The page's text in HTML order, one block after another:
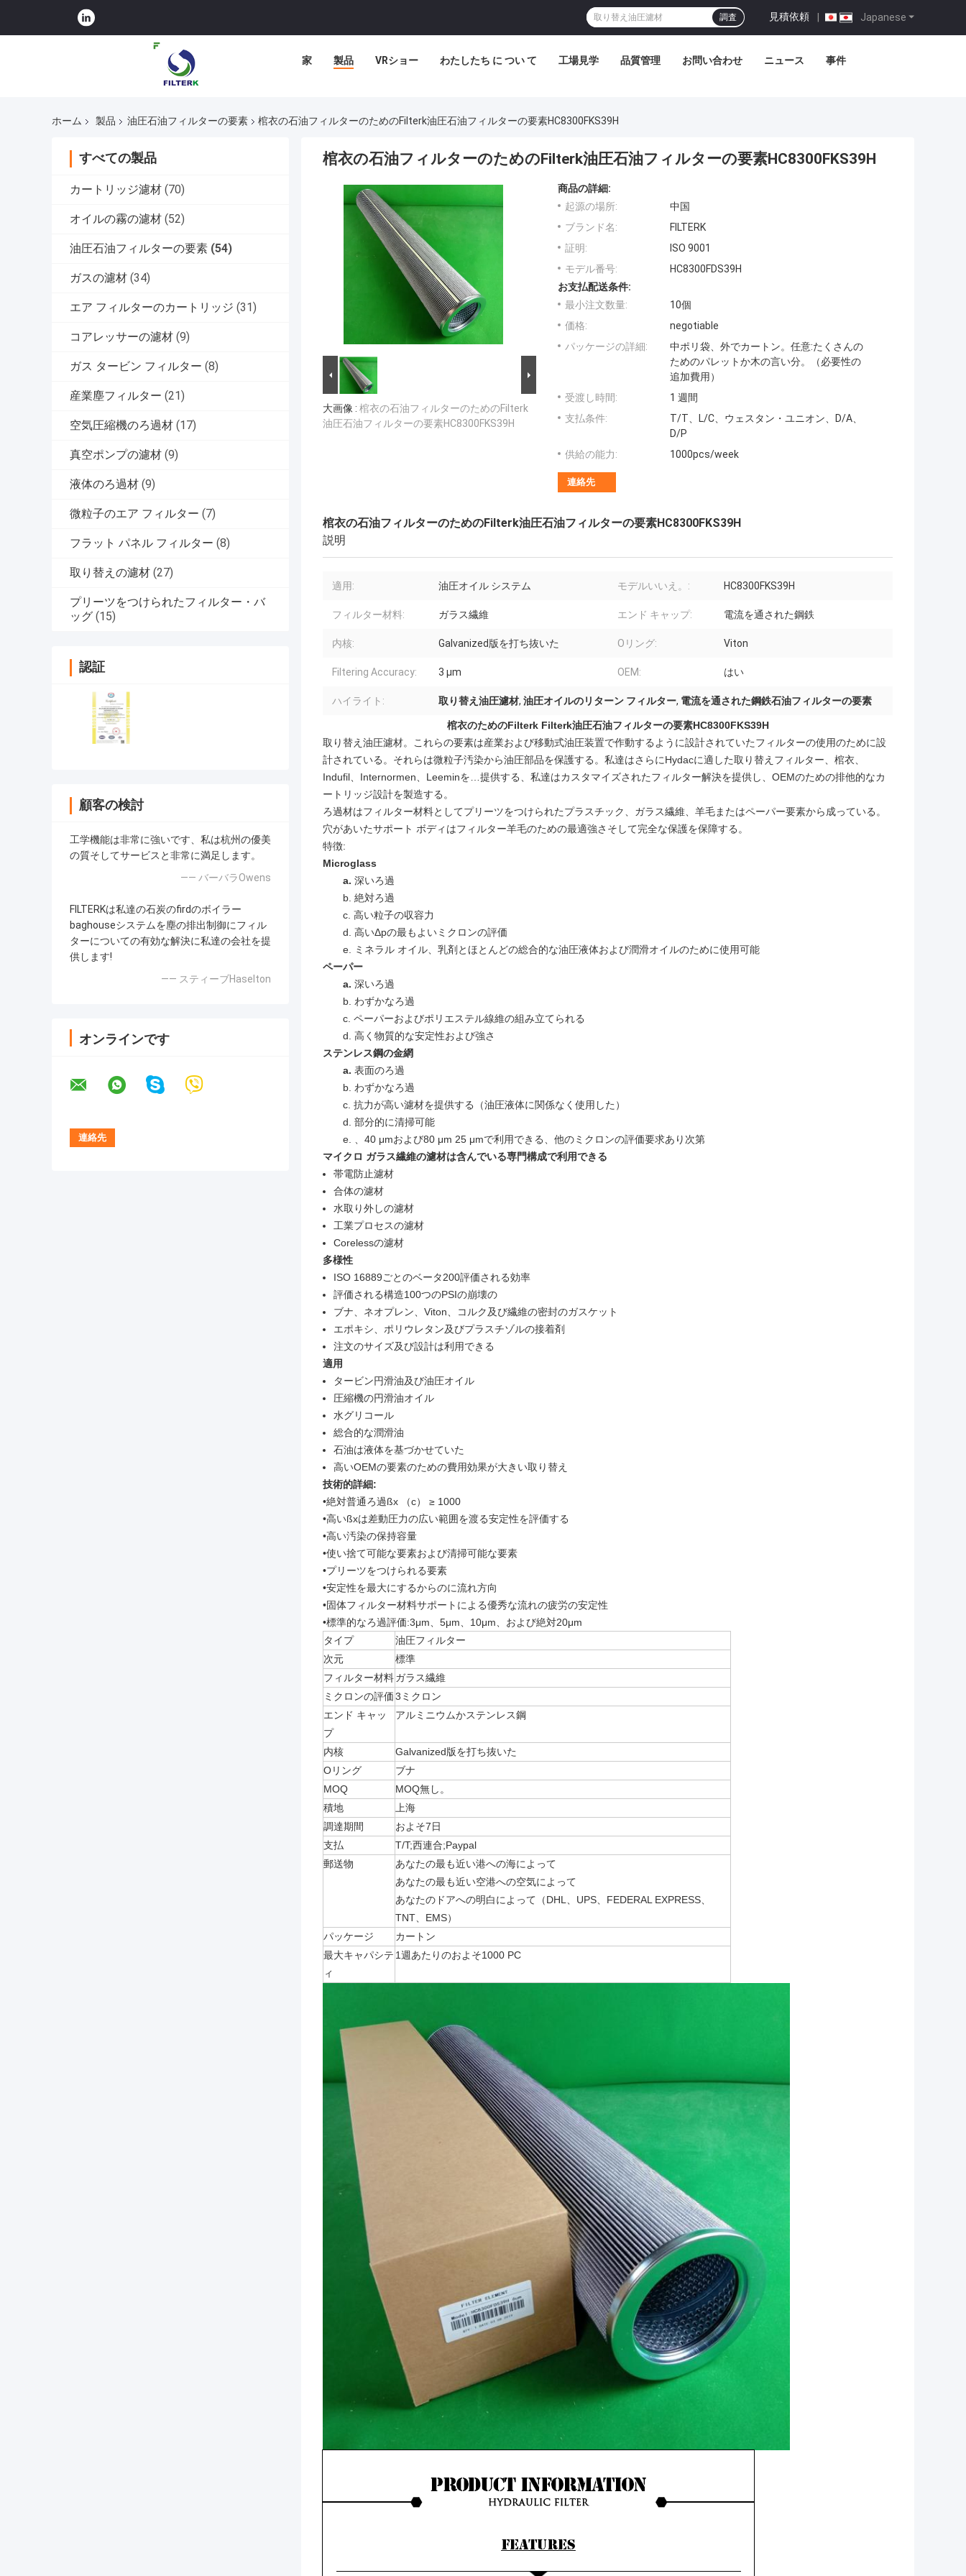
Japanese
見積依頼 |
調査
家 製品 VRショー わたしたち に つい て 工場見学 品質管理 お問い合わせ ニュース 事件
ホーム 製品 油圧石油フィルターの要素 棺衣の石油フィルターのためのFilterk油圧石油フィルターの要素HC8300FKS39H
すべての製品
カートリッジ濾材 (70)
オイルの霧の濾材 (52)
油圧石油フィルターの要素 (54)
ガスの濾材 (34)
エア フィルターのカートリッジ (31)
コアレッサーの濾材 (9)
ガス タービン フィルター (8)
産業塵フィルター (21)
空気圧縮機のろ過材 (17)
真空ポンプの濾材 (9)
液体のろ過材 (9)
微粒子のエア フィルター (7)
フラット パネル フィルター (8)
取り替えの濾材 (27)
プリーツをつけられたフィルター・バ
ッグ (15)
認証
顧客の検討
工学機能は非常に強いです、私は杭州の優美
の質そしてサービスと非常に満足します。
—— バーバラOwens
FILTERKは私達の石炭のfirdのボイラー
baghouseシステムを塵の排出制御にフィル
ターについての有効な解決に私達の会社を提
供します!
—— スティーブHaselton
オンラインです
棺衣の石油フィルターのためのFilterk油圧石油フィルターの要素HC8300FKS39H
大画像 : 棺衣の石油フィルターのためのFilterk
油圧石油フィルターの要素HC8300FKS39H
商品の詳細:
起源の場所:
中国
ブランド名:
FILTERK
証明:
ISO 9001
モデル番号:
HC8300FDS39H
お支払配送条件:
最小注文数量:
10個
価格:
negotiable
パッケージの詳細:
中ポリ袋、外でカートン。任意:たくさんの
ためのパレットか木の言い分。（必要性の
追加費用）
受渡し時間:
1 週間
支払条件:
T/T、L/C、ウェスタン・ユニオン、D/A、
D/P
供給の能力:
1000pcs/week
連絡先
棺衣の石油フィルターのためのFilterk油圧石油フィルターの要素HC8300FKS39H
説明
適用: 油圧オイル システム モデルいいえ。: HC8300FKS39H
フィルター材料: ガラス繊維 エンド キャップ: 電流を通された鋼鉄
内核: Galvanized版を打ち抜いた Oリング: Viton
Filtering Accuracy: 3 µm OEM: はい
ハイライト: 取り替え油圧濾材, 油圧オイルのリターン フィルター, 電流を通された鋼鉄石油フィルターの要素
棺衣のためのFilterk Filterk油圧石油フィルターの要素HC8300FKS39H
取り替え油圧濾材。これらの要素は産業および移動式油圧装置で作動するように設計されていたフィルターの使用のために設
計されている。それらは微粒子汚染から油圧部品を保護する。私達はさらにHydacに適した取り替えフィルター、棺衣、
Indufil、Internormen、Leeminを…提供する、私達はカスタマイズされたフィルター解決を提供し、OEMのための排他的なカ
ートリッジ設計を製造する。
ろ過材はフィルター材料としてプリーツをつけられたプラスチック、ガラス繊維、羊毛またはペーパー要素から成っている。
穴があいたサポート ボディはフィルター羊毛のための最適強さそして完全な保護を保障する。
特徴:
Microglass
a.深いろ過
b. 絶対ろ過
c. 高い粒子の収容力
d. 高いΔpの最もよいミクロンの評価
e. ミネラル オイル、乳剤とほとんどの総合的な油圧液体および潤滑オイルのために使用可能
ペーパー
a.深いろ過
b. わずかなろ過
c. ペーパーおよびポリエステル線維の組み立てられる
d. 高く物質的な安定性および強さ
ステンレス鋼の金網
a.表面のろ過
b. わずかなろ過
c. 抗力が高い濾材を提供する（油圧液体に関係なく使用した）
d. 部分的に清掃可能
e. 、40 μmおよび80 μm 25 μmで利用できる、他のミクロンの評価要求あり次第
マイクロ ガラス繊維の濾材は含んでいる専門構成で利用できる
帯電防止濾材
合体の濾材
水取り外しの濾材
工業プロセスの濾材
Corelessの濾材
多様性
ISO 16889ごとのベータ200評価される効率
評価される構造100つのPSIの崩壊の
ブナ、ネオプレン、Viton、コルク及び繊維の密封のガスケット
エポキシ、ポリウレタン及びプラスチゾルの接着剤
注文のサイズ及び設計は利用できる
適用
タービン円滑油及び油圧オイル
圧縮機の円滑油オイル
水グリコール
総合的な潤滑油
石油は液体を基づかせていた
高いOEMの要素のための費用効果が大きい取り替え
技術的詳細:
•絶対普通ろ過ßx （c） ≥ 1000
•高いßxは差動圧力の広い範囲を渡る安定性を評価する
•高い汚染の保持容量
•使い捨て可能な要素および清掃可能な要素
•プリーツをつけられる要素
•安定性を最大にするからのに流れ方向
•固体フィルター材料サポートによる優秀な流れの疲労の安定性
•標準的なろ過評価:3μm、5μm、10μm、および絶対20μm
タイプ
油圧フィルター
次元
標準
フィルター材料ガラス繊維
ミクロンの評価3ミクロン
エンド キャッ
プ
アルミニウムかステンレス鋼
内核
Galvanized版を打ち抜いた
Oリング
ブナ
MOQ
MOQ無し。
積地
上海
調達期間
およそ7日
支払
T/T;西連合;Paypal
郵送物
あなたの最も近い港への海によって
あなたの最も近い空港への空気によって
あなたのドアへの明白によって（DHL、UPS、FEDERAL EXPRESS、
TNT、EMS）
パッケージ
カートン
最大キャパシテ
ィ
1週あたりのおよそ1000 PC